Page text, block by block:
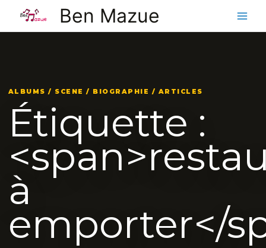
contenu
Ben Mazue
ALBUMS / SCENE / BIOGRAPHIE / ARTICLES
Étiquette :
à
emporter</